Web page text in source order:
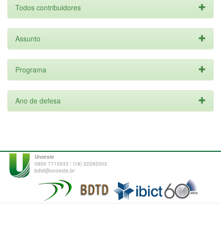
Todos contribuidores
Assunto
Programa
Ano de defesa
Unoeste
0800 7715533 / (18) 32292003
bdtd@unoeste.br